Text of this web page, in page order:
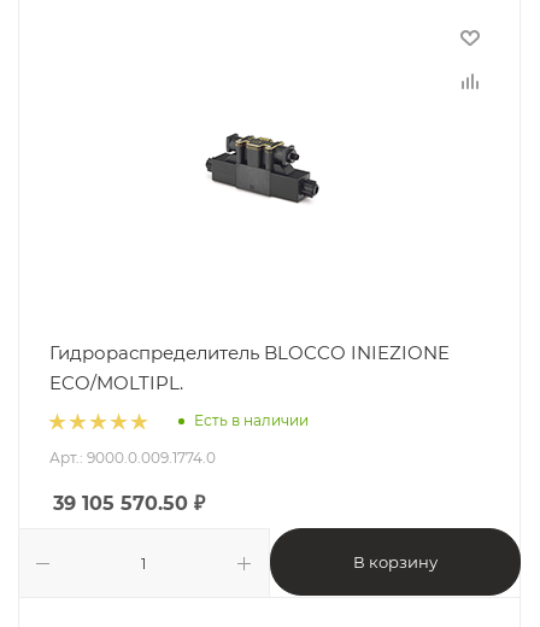
Гидрораспределитель BLOCCO INIEZIONE
ECO/MOLTIPL.
Есть в наличии
Арт.: 9000.0.009.1774.0
39 105 570.50 ₽
В корзину